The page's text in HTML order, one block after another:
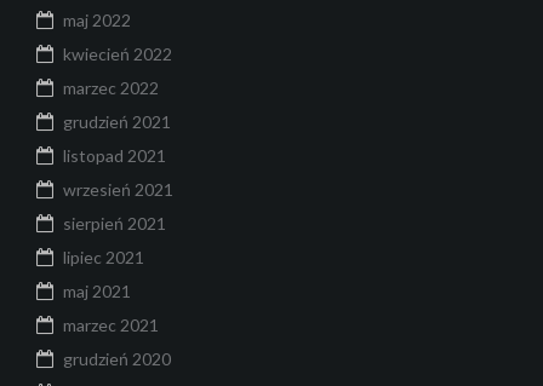
maj 2022
kwiecień 2022
marzec 2022
grudzień 2021
listopad 2021
wrzesień 2021
sierpień 2021
lipiec 2021
maj 2021
marzec 2021
grudzień 2020